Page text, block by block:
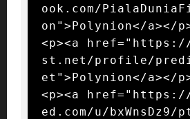
ook.com/
on">Polynion</a></
<p><a href="https://
st.net/profile/
et">Polynion</a></
<p><a href="https://
ed.com/u/